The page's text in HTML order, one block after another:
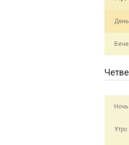
День
Ночь
Утро